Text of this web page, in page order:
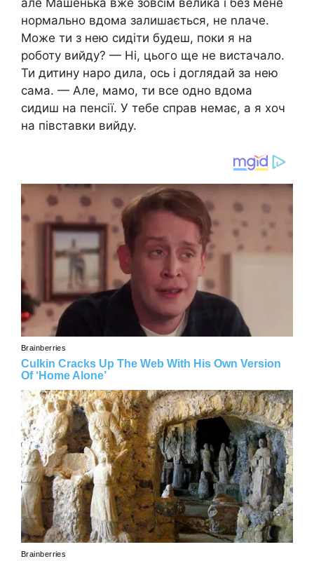
але Машенька вже зовсім велика і без мене
нормально вдома залишається, не nлаче.
Може ти з нею сидіти будеш, поки я на
роботу вийду? — Ні, цього ще не вистачало.
Ти дитину наро дила, ось і доглядай за нею
сама. — Але, мамо, ти все одно вдома
сидиш на пенсії. У тебе справ немає, а я хоч
на півставки вийду.